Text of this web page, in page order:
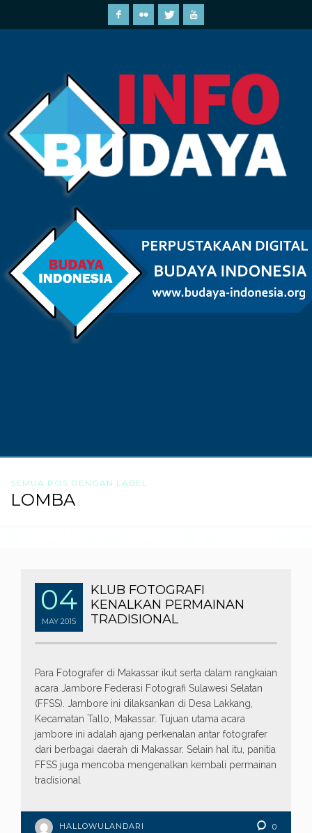
SEMUA POS DENGAN LABEL
LOMBA
04
MAY 2015
KLUB FOTOGRAFI
KENALKAN PERMAINAN
TRADISIONAL
Para Fotografer di Makassar ikut serta dalam rangkaian
acara Jambore Federasi Fotografi Sulawesi Selatan
(FFSS). Jambore ini dilaksankan di Desa Lakkang,
Kecamatan Tallo, Makassar. Tujuan utama acara
jambore ini adalah ajang perkenalan antar fotografer
dari berbagai daerah di Makassar. Selain hal itu, panitia
FFSS juga mencoba mengenalkan kembali permainan
tradisional
HALLOWULANDARI 0